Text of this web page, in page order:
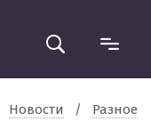
Новости / Разное